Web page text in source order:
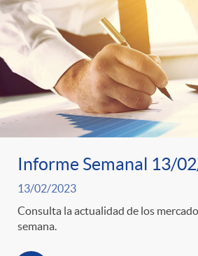
Informe Semanal 13/
13/02/2023
Consulta la actualidad de los
semana.